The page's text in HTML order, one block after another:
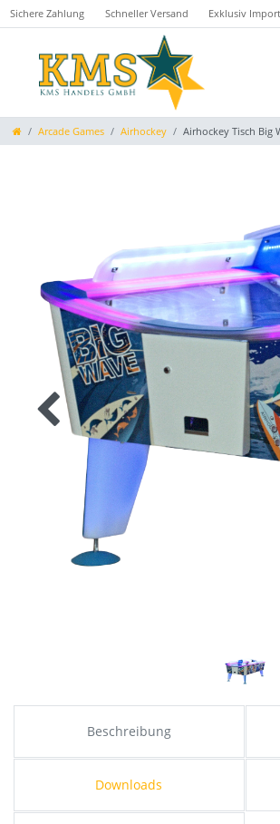
Sichere Zahlung Schneller Versand Exklusiv
Arcade Games Airhockey Airhockey Tisch Big
Beschreibung
Downloads